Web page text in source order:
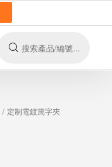
/ 定制電鍍萬字夾